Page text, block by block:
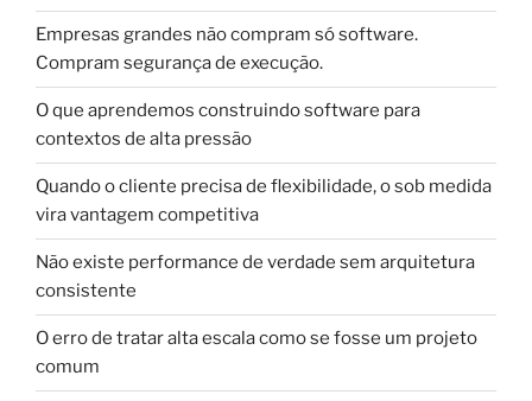
Empresas grandes não compram só software.
Compram segurança de execução.
O que aprendemos construindo software para
contextos de alta pressão
Quando o cliente precisa de flexibilidade, o sob medida
vira vantagem competitiva
Não existe performance de verdade sem arquitetura
consistente
O erro de tratar alta escala como se fosse um projeto
comum